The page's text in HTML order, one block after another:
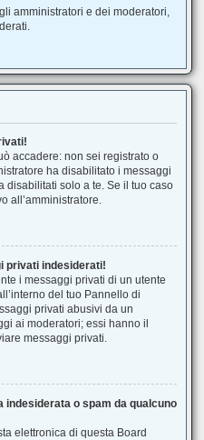
amministratori e dei moderatori,
accadere: non sei registrato o
ha disabilitato i messaggi
disabilitati solo a te. Se il tuo caso
all’amministratore.
privati indesiderati!
i messaggi privati ​​di un utente
del tuo Pannello di
privati ​​abusivi da un
ai moderatori; essi hanno il
messaggi privati​​.
indesiderata o spam da qualcuno
elettronica di questa Board